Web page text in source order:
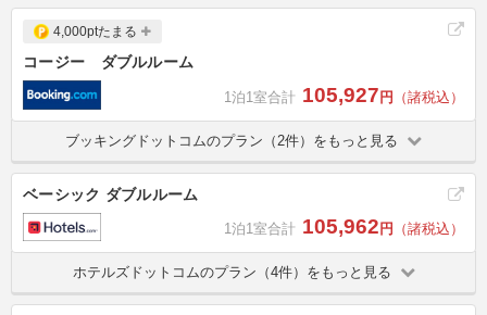
4,000ptたまる
コージー ダブルルーム
1泊1室合計 105,927 円 （諸税込）
ブッキングドットコムのプラン（2件）をもっと見る
ベーシック ダブルルーム
1泊1室合計 105,962 円 （諸税込）
ホテルズドットコムのプラン（4件）をもっと見る